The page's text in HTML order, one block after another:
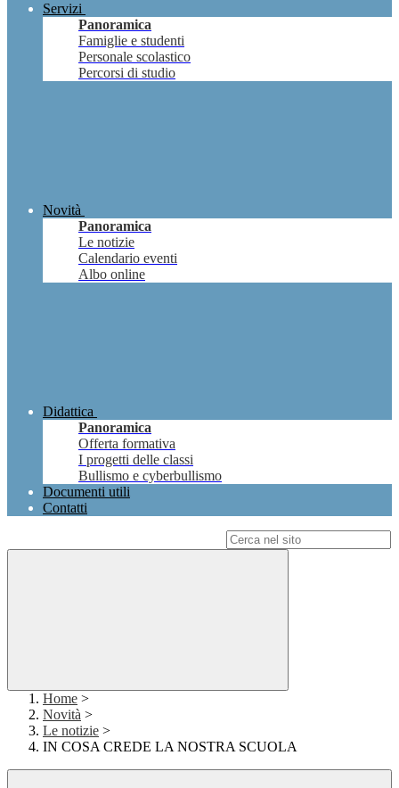
Servizi
Panoramica
Famiglie e studenti
Personale scolastico
Percorsi di studio
Novità
Panoramica
Le notizie
Calendario eventi
Albo online
Didattica
Panoramica
Offerta formativa
I progetti delle classi
Bullismo e cyberbullismo
Documenti utili
Contatti
Home >
Novità >
Le notizie >
IN COSA CREDE LA NOSTRA SCUOLA